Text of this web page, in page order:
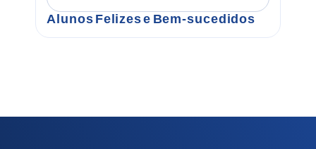
Alunos Felizes e Bem-sucedidos